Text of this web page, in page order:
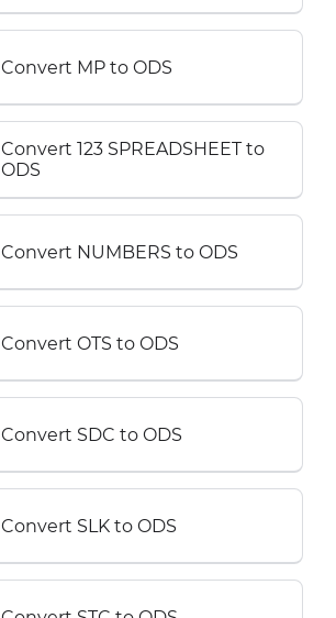
Convert MP to ODS
Convert 123 SPREADSHEET to
ODS
Convert NUMBERS to ODS
Convert OTS to ODS
Convert SDC to ODS
Convert SLK to ODS